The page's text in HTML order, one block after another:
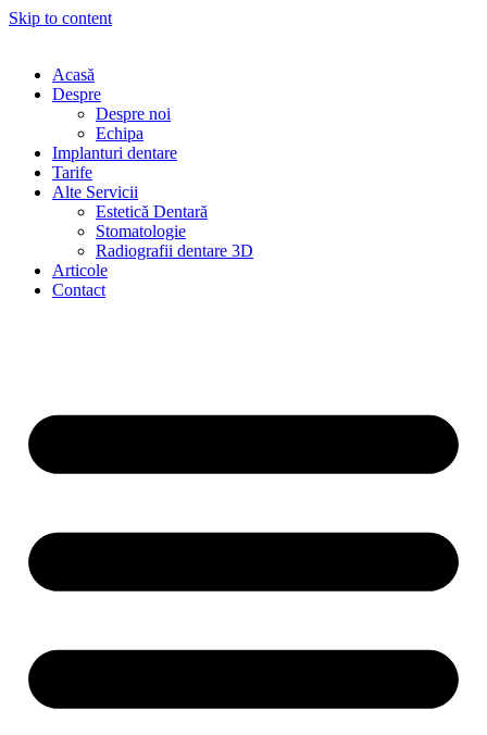
Skip to content
Acasă
Despre
Despre noi
Echipa
Implanturi dentare
Tarife
Alte Servicii
Estetică Dentară
Stomatologie
Radiografii dentare 3D
Articole
Contact